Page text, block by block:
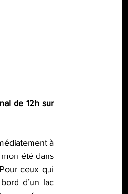
de 12h sur
à
été dans
ceux qui
d’un lac